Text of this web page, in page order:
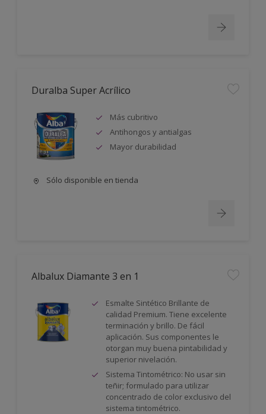
Duralba Super Acrílico
Más cubritivo
Antihongos y antialgas
Mayor durabilidad
Sólo disponible en tienda
Albalux Diamante 3 en 1
Esmalte Sintético Brillante de
calidad Premium. Tiene excelente
terminación y brillo. De fácil
aplicación. Sus componentes le
otorgan muy buena pintabilidad y
superior nivelación.
Sistema Tintométrico: No usar sin
teñir; formulado para utilizar
concentrado de color exclusivo del
sistema tintométrico.